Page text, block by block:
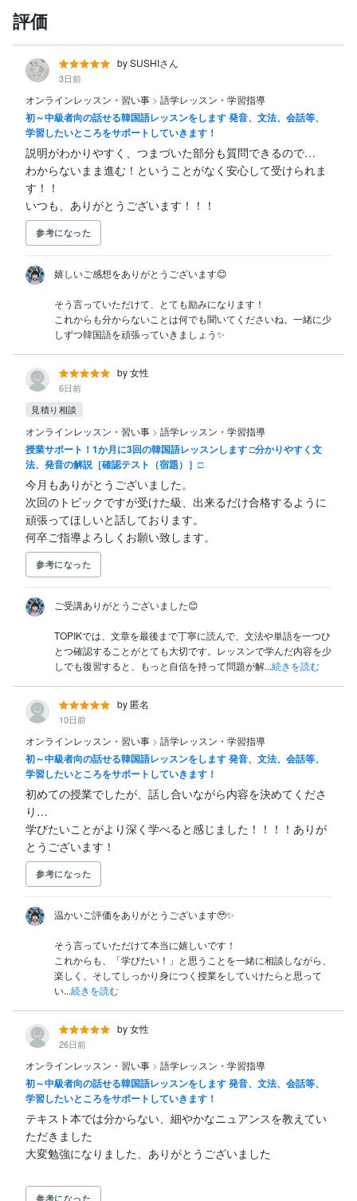
評価
by SUSHIさん
3日前
オンラインレッスン・習い事 > 語学レッスン・学習指導
初～中級者向の話せる韓国語レッスンをします 発音、文法、会話等、
学習したいところをサポートしていきます！
説明がわかりやすく、つまづいた部分も質問できるので…
わからないまま進む！ということがなく安心して受けられま
す！！
いつも、ありがとうございます！！！
参考になった
嬉しいご感想をありがとうございます😊
そう言っていただけて、とても励みになります！
これからも分からないことは何でも聞いてくださいね。一緒に少
しずつ韓国語を頑張っていきましょう✨
by 女性
6日前
見積り相談
オンラインレッスン・習い事 > 語学レッスン・学習指導
授業サポート！1か月に3回の韓国語レッスンします □分かりやすく文
法、発音の解説［確認テスト（宿題）］□
今月もありがとうございました。
次回のトピックですが受けた級、出来るだけ合格するように
頑張ってほしいと話しております。
何卒ご指導よろしくお願い致します。
参考になった
ご受講ありがとうございました😊
TOPIKでは、文章を最後まで丁寧に読んで、文法や単語を一つひ
とつ確認することがとても大切です。レッスンで学んだ内容を少
しでも復習すると、もっと自信を持って問題が解...続きを読む
by 匿名
10日前
オンラインレッスン・習い事 > 語学レッスン・学習指導
初～中級者向の話せる韓国語レッスンをします 発音、文法、会話等、
学習したいところをサポートしていきます！
初めての授業でしたが、話し合いながら内容を決めてくださ
り…
学びたいことがより深く学べると感じました！！！！ありが
とうございます！
参考になった
温かいご評価をありがとうございます🥹✨
そう言っていただけて本当に嬉しいです！
これからも、「学びたい！」と思うことを一緒に相談しながら、
楽しく、そしてしっかり身につく授業をしていけたらと思って
い...続きを読む
by 女性
26日前
オンラインレッスン・習い事 > 語学レッスン・学習指導
初～中級者向の話せる韓国語レッスンをします 発音、文法、会話等、
学習したいところをサポートしていきます！
テキスト本では分からない、細やかなニュアンスを教えてい
ただきました
参考になった